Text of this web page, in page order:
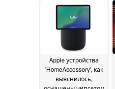
Apple автомобиль
или волшебная
мышь?27 May 2026
Apple устройства
'HomeAccessory', как
выяснилось,